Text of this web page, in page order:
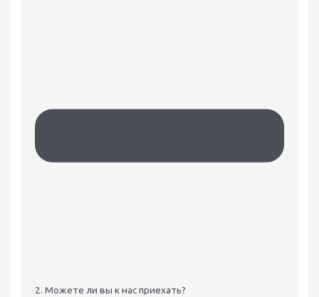
2. Можете ли вы к нас приехать?